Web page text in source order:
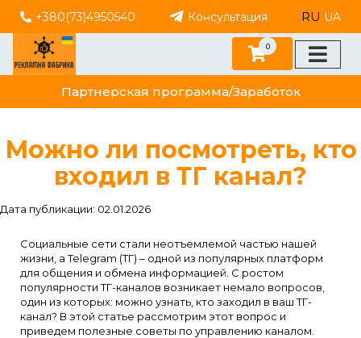
+380(73)4950540 Консультация RU UA
Партнерская программа/Заработок
0
Можно ли посмотреть, кто
входил в ТГ канал?
Дата публикации: 02.01.2026
Социальные сети стали неотъемлемой частью нашей
жизни, а Telegram (ТГ) – одной из популярных платформ
для общения и обмена информацией. С ростом
популярности ТГ-каналов возникает немало вопросов,
один из которых: можно узнать, кто заходил в ваш ТГ-
канал? В этой статье рассмотрим этот вопрос и
приведем полезные советы по управлению каналом.